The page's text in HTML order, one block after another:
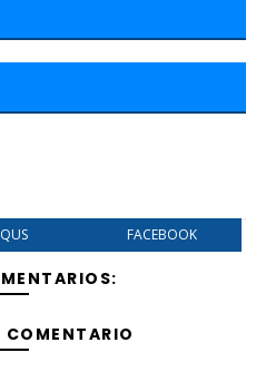
FACEBOOK
COMENTARIO